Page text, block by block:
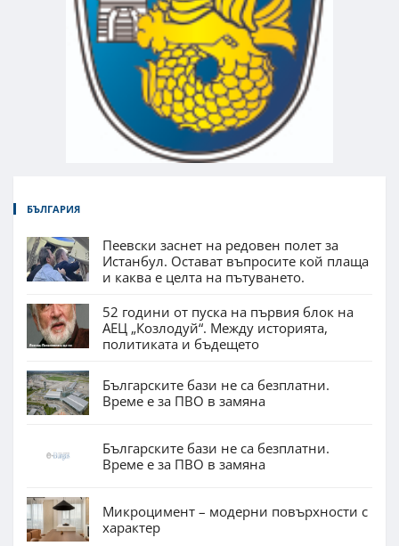
БЪЛГАРИЯ
Пеевски заснет на редовен полет за
Истанбул. Остават въпросите кой плаща
и каква е целта на пътуването.
52 години от пуска на първия блок на
АЕЦ „Козлодуй“. Между историята,
политиката и бъдещето
Българските бази не са безплатни.
Време е за ПВО в замяна
Българските бази не са безплатни.
Време е за ПВО в замяна
Микроцимент – модерни повърхности с
характер